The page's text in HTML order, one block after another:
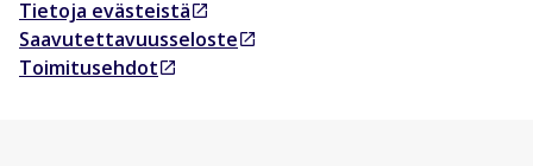
Tietoja evästeistä
Avautuu uudessa välilehdessä
Saavutettavuusseloste
Avautuu uudessa välilehdessä
Toimitusehdot
Avautuu uudessa välilehdessä